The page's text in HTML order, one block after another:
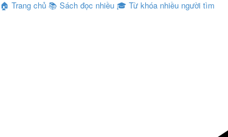
🏠 Trang chủ 📚 Sách đọc nhiều 🎓 Từ khóa nhiều người tìm